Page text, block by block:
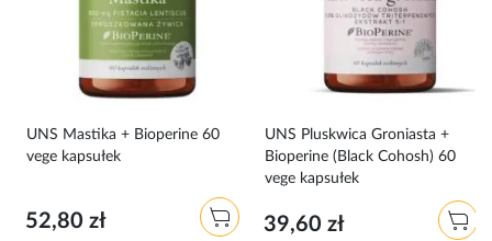
UNS Mastika + Bioperine 60
vege kapsułek
52,80 zł
UNS Pluskwica Groniasta +
Bioperine (Black Cohosh) 60
vege kapsułek
39,60 zł